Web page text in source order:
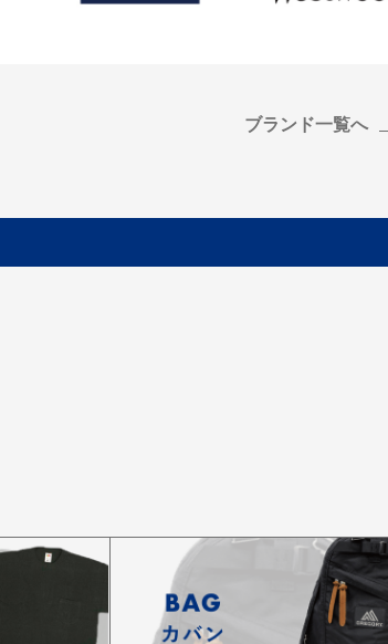
ブランド一覧へ